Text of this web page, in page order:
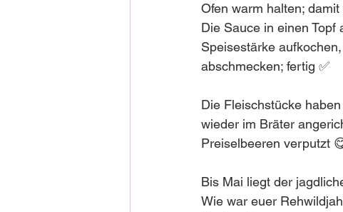
Ofen warm halten;
Die Sauce in einen
Speisestärke
abschmecken; fertig ✅
Die Fleischstücke
wieder im Bräter
Preiselbeeren verputzt
Bis Mai liegt der
Wie war euer